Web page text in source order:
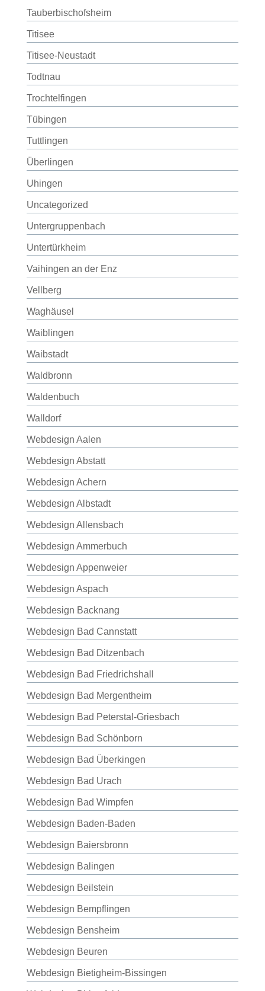
Tauberbischofsheim
Titisee
Titisee-Neustadt
Todtnau
Trochtelfingen
Tübingen
Tuttlingen
Überlingen
Uhingen
Uncategorized
Untergruppenbach
Untertürkheim
Vaihingen an der Enz
Vellberg
Waghäusel
Waiblingen
Waibstadt
Waldbronn
Waldenbuch
Walldorf
Webdesign Aalen
Webdesign Abstatt
Webdesign Achern
Webdesign Albstadt
Webdesign Allensbach
Webdesign Ammerbuch
Webdesign Appenweier
Webdesign Aspach
Webdesign Backnang
Webdesign Bad Cannstatt
Webdesign Bad Ditzenbach
Webdesign Bad Friedrichshall
Webdesign Bad Mergentheim
Webdesign Bad Peterstal-Griesbach
Webdesign Bad Schönborn
Webdesign Bad Überkingen
Webdesign Bad Urach
Webdesign Bad Wimpfen
Webdesign Baden-Baden
Webdesign Baiersbronn
Webdesign Balingen
Webdesign Beilstein
Webdesign Bempflingen
Webdesign Bensheim
Webdesign Beuren
Webdesign Bietigheim-Bissingen